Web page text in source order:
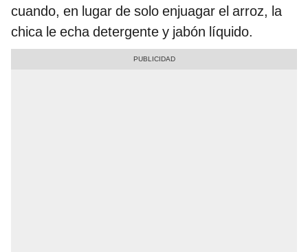
cuando, en lugar de solo enjuagar el arroz, la
chica le echa detergente y jabón líquido.